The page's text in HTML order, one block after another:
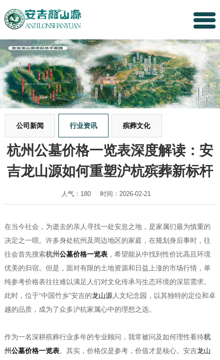
公司新闻 行业资讯 殡葬文化
杭州公墓价格一览表深度解读：安
吉龙山源如何重塑沪杭殡葬新标杆
人气：180 时间：2026-02-21
在当今社会，为逝去的亲人寻找一处安息之地，是家属们最为慎重的
决定之一呗。许多身处杭州及周边地区的家庭，在规划身后事时，往
往会首先搜索杭州公墓价格一览表，希望能从中找到性价比高且环境
优美的归宿。但是，面对有限的土地资源和日益上涨的市场行情，单
纯参考价格表往往难以满足人们对文化传承与生态环境的深层需求。
此时，位于“中国竹乡”安吉的龙山源人文纪念园，以其独特的定位和卓
越的品质，成为了众多沪杭家属心中的理想之选。
作为一名深耕殡葬行业多年的专业顾问，我常被问及如何理性看待杭
州公墓价格一览表。其实，价格仅是参考，价值才是核心。安吉龙山